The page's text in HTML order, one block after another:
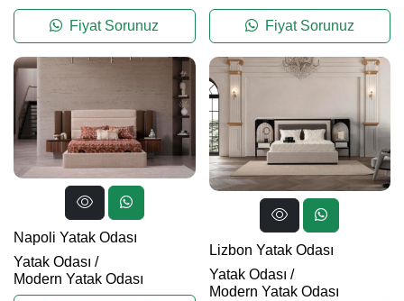
Fiyat Sorunuz Fiyat Sorunuz
Napoli Yatak Odası
Yatak Odası /
Modern Yatak Odası
Lizbon Yatak Odası
Yatak Odası /
Modern Yatak Odası